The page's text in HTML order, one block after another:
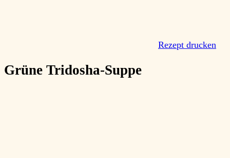
Rezept drucken
Grüne Tridosha-Suppe